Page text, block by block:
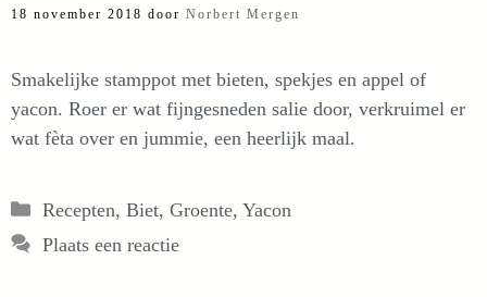
18 november 2018 door Norbert Mergen
Smakelijke stamppot met bieten, spekjes en appel of
yacon. Roer er wat fijngesneden salie door, verkruimel er
wat fèta over en jummie, een heerlijk maal.
Categorieën
Recepten, Biet, Groente, Yacon
Plaats een reactie